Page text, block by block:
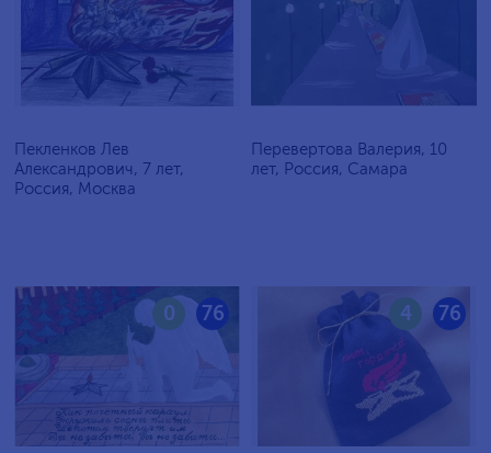
Пекленков Лев
Александрович, 7 лет,
Россия, Москва
Перевертова Валерия, 10
лет, Россия, Самара
76
0 76
4